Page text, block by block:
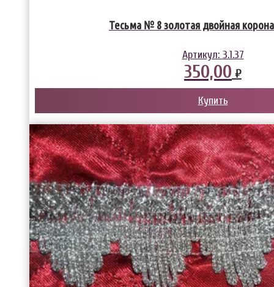
Тесьма № 8 золотая двойная
Артикул: 3.1.37
350,00 ₽
Купить